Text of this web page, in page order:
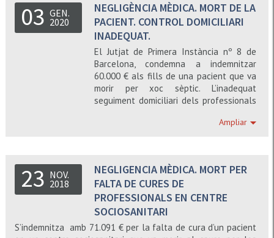
03 GEN.
2020
NEGLIGÈNCIA MÈDICA. MORT DE LA
PACIENT. CONTROL DOMICILIARI
INADEQUAT.
El Jutjat de Primera Instància nº 8 de
Barcelona, condemna a indemnitzar
60.000 € als fills de una pacient que va
morir per xoc sèptic. L’inadequat
seguiment domiciliari dels professionals
les lesions que presentava. No es van
instauració del tractament necessari
privant a la pacient de l’oportunitat de
supervivència, sent molt probable que
no s’hagués produït la mort si s’hagués
actuat segons la lex artis.
Ampliar
23 NOV.
2018
NEGLIGENCIA MÈDICA. MORT PER
FALTA DE CURES DE
PROFESSIONALS EN CENTRE
SOCIOSANITARI
S’indemnitza amb 71.091 € per la falta de cura d’un pacient